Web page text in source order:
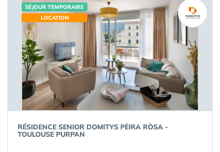
SÉJOUR TEMPORAIRE
LOCATION
RÉSIDENCE SENIOR DOMITYS PÈIRA RÒSA -
TOULOUSE PURPAN